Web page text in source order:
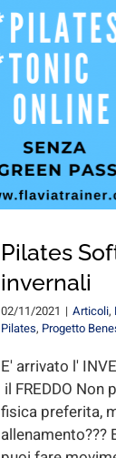
Pilates
invernali
02/11/2021 | Articoli,
Pilates, Progetto
E' arrivato l'
il FREDDO
fisica preferita,
allenamento???